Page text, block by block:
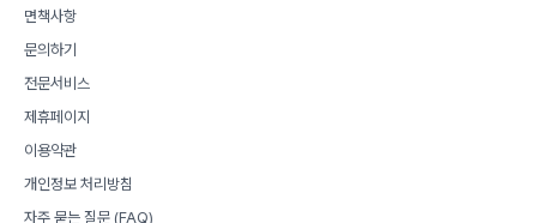
면책사항
문의하기
전문서비스
제휴페이지
이용약관
개인정보 처리방침
자주 묻는 질문 (FAQ)